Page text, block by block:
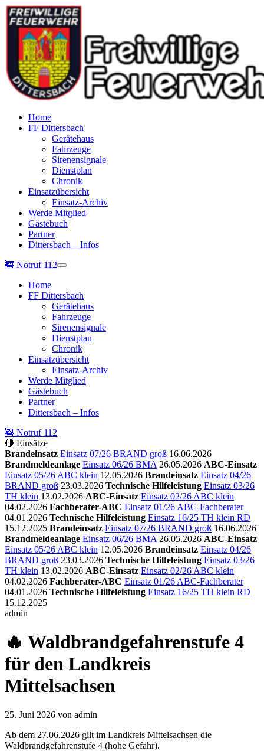
Home
FF Dittersbach
Gerätehaus
Fahrzeuge
Sirenensignale
Dienstplan
Chronik
Einsatzübersicht
Einsatz-Archiv
Werde Mitglied
Gästebuch
Partner
Dittersbach – Infos
🚒 Notruf 112
Home
FF Dittersbach
Gerätehaus
Fahrzeuge
Sirenensignale
Dienstplan
Chronik
Einsatzübersicht
Einsatz-Archiv
Werde Mitglied
Gästebuch
Partner
Dittersbach – Infos
🚒 Notruf 112
🔴 Einsätze
Brandeinsatz Einsatz 07/26 BRAND groß 16.06.2026
Brandmeldeanlage Einsatz 06/26 BMA 26.05.2026 ABC-Einsatz
Einsatz 05/26 ABC klein 12.05.2026 Brandeinsatz Einsatz 04/26
BRAND groß 23.03.2026 Technische Hilfeleistung Einsatz 03/26
TH klein 13.02.2026 ABC-Einsatz Einsatz 02/26 ABC klein
04.02.2026 Fachberater-ABC Einsatz 01/26 ABC-Fachberater
04.01.2026 Technische Hilfeleistung Einsatz 16/25 TH klein RD
15.12.2025 Brandeinsatz Einsatz 07/26 BRAND groß 16.06.2026
Brandmeldeanlage Einsatz 06/26 BMA 26.05.2026 ABC-Einsatz
Einsatz 05/26 ABC klein 12.05.2026 Brandeinsatz Einsatz 04/26
BRAND groß 23.03.2026 Technische Hilfeleistung Einsatz 03/26
TH klein 13.02.2026 ABC-Einsatz Einsatz 02/26 ABC klein
04.02.2026 Fachberater-ABC Einsatz 01/26 ABC-Fachberater
04.01.2026 Technische Hilfeleistung Einsatz 16/25 TH klein RD
15.12.2025
admin
🔥 Waldbrandgefahrenstufe 4
für den Landkreis
Mittelsachsen
25. Juni 2026 von admin
Ab dem 27.06.2026 gilt im Landkreis Mittelsachsen die
Waldbrandgefahrenstufe 4 (hohe Gefahr).